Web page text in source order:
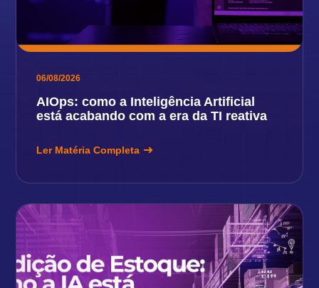
06/08/2026
AIOps: como a Inteligência Artificial
está acabando com a era da TI reativa
Ler Matéria Completa